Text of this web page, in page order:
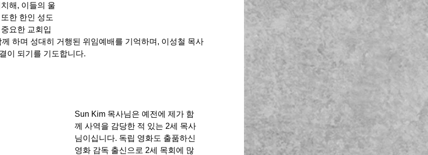
해, 이들의 울
한 한인 성도
요한 교회입
하며 성대히 거행된 위임예배를 기억하며, 이성철 목사
이 되기를 기도합니다.
Sun Kim 목사님은 예전에 제가 함
께 사역을 감당한 적 있는 2세 목사
님이십니다. 독립 영화도 출품하신
영화 감독 출신으로 2세 목회에 많